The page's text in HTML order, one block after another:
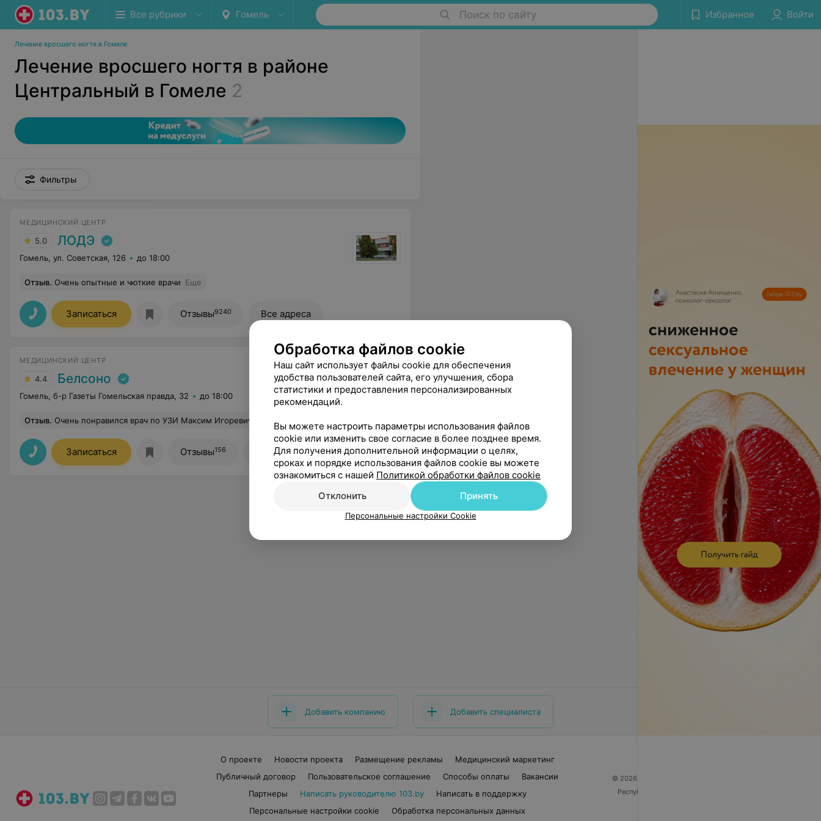
Все рубрики Гомель Поиск по сайту Избранное Войти
Лечение вросшего ногтя в Гомеле
Лечение вросшего ногтя в районе
Центральный в Гомеле 2
Фильтры
МЕДИЦИНСКИЙ ЦЕНТР
5.0 ЛОДЭ
Гомель, ул. Советская, 126 до 18:00
Отзыв. Очень опытные и чюткие врачи Еще
Записаться Отзывы9240 Все адреса
МЕДИЦИНСКИЙ ЦЕНТР
4.4 Белсоно
Гомель, б-р Газеты Гомельская правда, 32 до 18:00
Отзыв. Очень понравился врач по УЗИ Максим Игоревич, вежливый , отвечает на вопросы, врач знающий свое дело! Спасибо
Записаться Отзывы156 Все адреса
Добавить компанию Добавить специалиста
О проекте Новости проекта Размещение рекламы
Медицинский маркетинг
Публичный договор
Пользовательское соглашение Способы оплаты
Вакансии
Партнеры
Написать руководителю 103.by
Написать в поддержку
Персональные настройки cookie
Обработка персональных данных
© 2026 ООО «Артокс Лаб», УНП 191700409
Республика Беларусь, г. Минск, улица Толбухина, 2,
Обработка файлов cookie
Наш сайт использует файлы cookie для обеспечения
удобства пользователей сайта, его улучшения, сбора
статистики и предоставления персонализированных
рекомендаций.
Вы можете настроить параметры использования файлов
cookie или изменить свое согласие в более позднее время.
Для получения дополнительной информации о целях,
сроках и порядке использования файлов cookie вы можете
ознакомиться с нашей Политикой обработки файлов cookie
Отклонить
Принять
Персональные настройки Cookie